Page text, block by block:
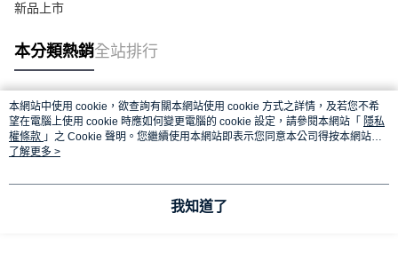
新品上市
本分類熱銷全站排行
熱門標籤
本網站中使用 cookie，欲查詢有關本網站使用 cookie 方式之詳情，及若您不希
望在電腦上使用 cookie 時應如何變更電腦的 cookie 設定，請參閱本網站「 隱私
權條款 」之 Cookie 聲明。您繼續使用本網站即表示您同意本公司得按本網站使
用條款之 Cookie 聲明使用 cookie。
了解更多 >
我知道了